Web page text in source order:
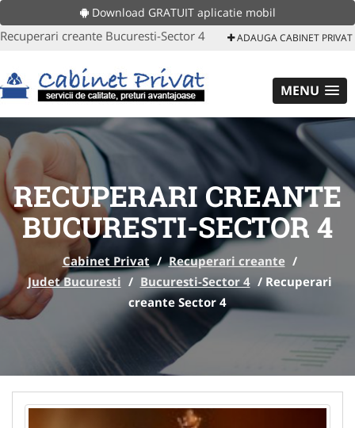
Download GRATUIT aplicatie mobil
Recuperari creante Bucuresti-Sector 4 ADAUGA CABINET PRIVAT
MENU
RECUPERARI CREANTE
BUCURESTI-SECTOR 4
Cabinet Privat / Recuperari creante /
Judet Bucuresti / Bucuresti-Sector 4 / Recuperari
creante Sector 4